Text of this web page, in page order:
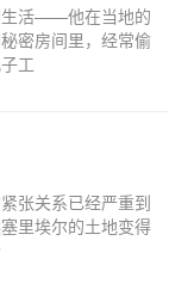
生活——他在当地的
密房间里，经常偷
工
张关系已经严重到
里埃尔的土地变得